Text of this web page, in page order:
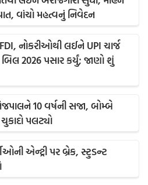
વાંચો મહત્વનું નિવેદન
નોકરીઓથી લઈને UPI ચાર્જ
2026 પસાર કર્યું; જાણો શું
10 વર્ષની સજા, બોમ્બે
પલટ્યો
એન્ટ્રી પર બ્રેક, સ્ટુડન્ટ